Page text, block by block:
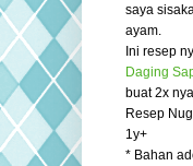
saya
ayam.
Ini resep
Daging
buat 2x nya.
Resep
1y+
* Bahan